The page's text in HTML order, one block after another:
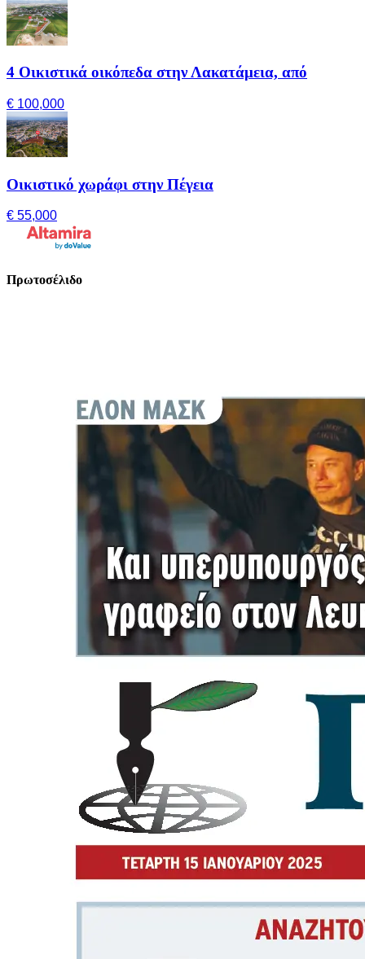
4 Οικιστικά οικόπεδα στην Λακατάμεια, από
€ 100,000
Οικιστικό χωράφι στην Πέγεια
€ 55,000
Πρωτοσέλιδο